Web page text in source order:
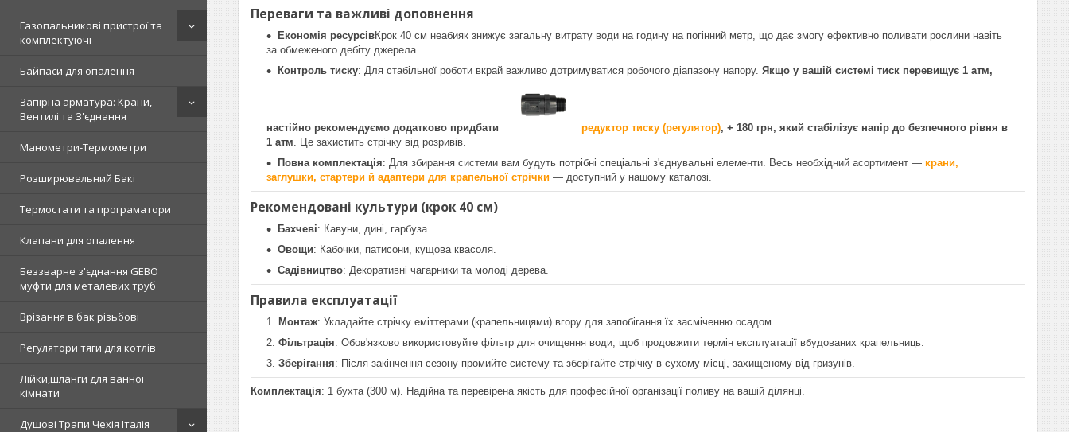
Газопальникові пристрої та
комплектуючі
Байпаси для опалення
Запірна арматура: Крани,
Вентилі та З'єднання
Манометри-Термометри
Розширювальний Бакі
Термостати та програматори
Клапани для опалення
Беззварне з'єднання GEBO
муфти для металевих труб
Врізання в бак різьбові
Регулятори тяги для котлів
Лійки,шланги для ванної
кімнати
Душові Трапи Чехія Італія
Переваги та важливі доповнення
Економія ресурсівКрок 40 см неабияк знижує загальну витрату води на годину на погінний метр, що дає змогу ефективно поливати рослини навіть
за обмеженого дебіту джерела.
Контроль тиску: Для стабільної роботи вкрай важливо дотримуватися робочого діапазону напору. Якщо у вашій системі тиск перевищує 1 атм,
настійно рекомендуємо додатково придбати редуктор тиску (регулятор), + 180 грн, який стабілізує напір до безпечного рівня в
1 атм. Це захистить стрічку від розривів.
Повна комплектація: Для збирання системи вам будуть потрібні спеціальні з'єднувальні елементи. Весь необхідний асортимент — крани,
заглушки, стартери й адаптери для крапельної стрічки — доступний у нашому каталозі.
Рекомендовані культури (крок 40 см)
Бахчеві: Кавуни, дині, гарбуза.
Овощи: Кабочки, патисони, кущова квасоля.
Садівництво: Декоративні чагарники та молоді дерева.
Правила експлуатації
Монтаж: Укладайте стрічку еміттерами (крапельницями) вгору для запобігання їх засміченню осадом.
Фільтрація: Обов'язково використовуйте фільтр для очищення води, щоб продовжити термін експлуатації вбудованих крапельниць.
Зберігання: Після закінчення сезону промийте систему та зберігайте стрічку в сухому місці, захищеному від гризунів.
Комплектація: 1 бухта (300 м). Надійна та перевірена якість для професійної організації поливу на вашій ділянці.